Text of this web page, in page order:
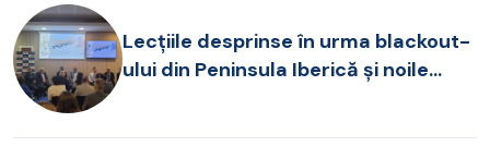
Lecțiile desprinse în urma blackout-
ului din Peninsula Iberică și noile